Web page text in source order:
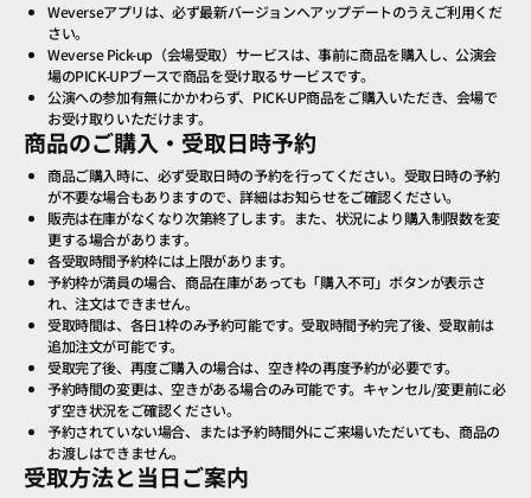
Weverseアプリは、必ず最新バージョンへアップデートのうえご利用くだ
さい。
Weverse Pick-up（会場受取）サービスは、事前に商品を購入し、公演会
場のPICK-UPブースで商品を受け取るサービスです。
公演への参加有無にかかわらず、PICK-UP商品をご購入いただき、会場で
お受け取りいただけます。
商品のご購入・受取日時予約
商品ご購入時に、必ず受取日時の予約を行ってください。受取日時の予約
が不要な場合もありますので、詳細はお知らせをご確認ください。
販売は在庫がなくなり次第終了します。また、状況により購入制限数を変
更する場合があります。
各受取時間予約枠には上限があります。
予約枠が満員の場合、商品在庫があっても「購入不可」ボタンが表示さ
れ、注文はできません。
受取時間は、各日1枠のみ予約可能です。受取時間予約完了後、受取前は
追加注文が可能です。
受取完了後、再度ご購入の場合は、空き枠の再度予約が必要です。
予約時間の変更は、空きがある場合のみ可能です。キャンセル/変更前に必
ず空き状況をご確認ください。
予約されていない場合、または予約時間外にご来場いただいても、商品の
お渡しはできません。
受取方法と当日ご案内